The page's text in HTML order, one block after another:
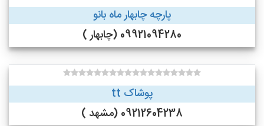
پارچه چابهار ماه بانو
09921094280 (چابهار )
پوشاک tt
09212604238 (مشهد )